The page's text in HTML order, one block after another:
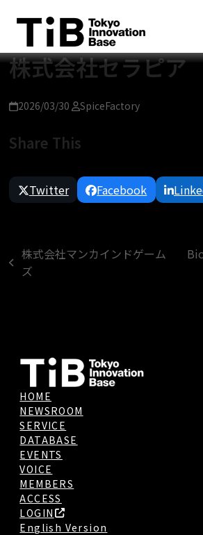
content
株式会社セラピア
2026/03/30 SpiceFactory
Share This
Twitter Facebook
previous
株式会社マンカインドゲーム
ズ
HOME
NEWSROOM
SERVICE
DATABASE
EVENTS
VOICE
MEMBERS
ACCESS
LOGIN
English Version